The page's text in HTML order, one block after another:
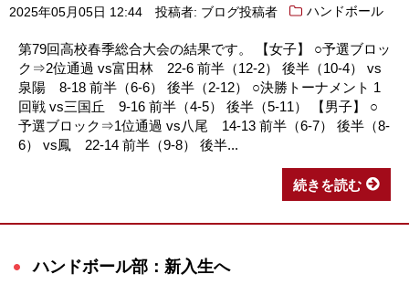
2025年05月05日 12:44 投稿者: ブログ投稿者 ハンドボール
第79回高校春季総合大会の結果です。 【女子】 ○予選ブロッ
ク⇒2位通過 vs富田林 22-6 前半（12-2） 後半（10-4） vs
泉陽 8-18 前半（6-6） 後半（2-12） ○決勝トーナメント 1
回戦 vs三国丘 9-16 前半（4-5） 後半（5-11） 【男子】 ○
予選ブロック⇒1位通過 vs八尾 14-13 前半（6-7） 後半（8-
6） vs鳳 22-14 前半（9-8） 後半...
続きを読む
ハンドボール部：新入生へ